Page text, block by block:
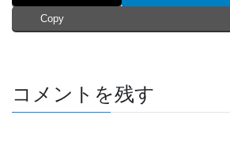
Copy
コメントを残す